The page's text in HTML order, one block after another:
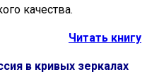
качества.
Читать книгу
в кривых зеркалах